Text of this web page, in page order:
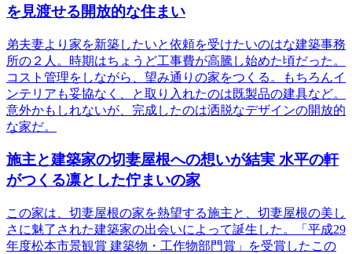
を見渡せる開放的な住まい
弟夫妻より家を新築したいと依頼を受けたいのはな建築事務
所の２人。時期はちょうど工事費が高騰し始めた頃だった。
コスト管理をしながら、望み通りの家をつくる。もちろんイ
ンテリアも妥協なく、と取り入れたのは既製品の建具など。
意外かもしれないが、完成したのは洒脱なデザインの開放的
な家だ。
施主と建築家の切妻屋根への想いが結実 水平の軒
がつくる凛とした佇まいの家
この家は、切妻屋根の家を熱望する施主と、切妻屋根の美し
さに魅了された建築家の出会いによって誕生した。「平成29
年度松本市景観賞 建築物・工作物部門賞」を受賞したこの